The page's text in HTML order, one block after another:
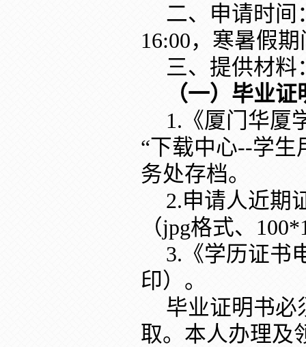
二、申请时间
16:00，寒暑假
三、提供材料
（一）毕业证
1.《厦门华厦
“下载中心--学生
务处存档。
2.申请人近期
（jpg格式、
3.《学历证书
印）。
毕业证明书必
取。本人办理及